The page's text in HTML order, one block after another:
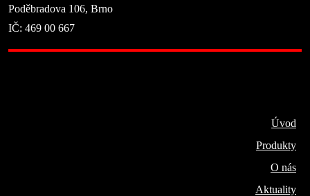
Poděbradova 106, Brno
IČ: 469 00 667
Úvod
Produkty
O nás
Aktuality